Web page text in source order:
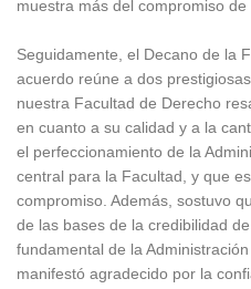
muestra más del compromiso
Seguidamente, el Decano de la
acuerdo reúne a dos
nuestra Facultad de Derecho
en cuanto a su calidad y a la
el perfeccionamiento de la
central para la Facultad, y que
compromiso. Además, sostuvo
de las bases de la credibilidad
fundamental de la
manifestó agradecido por la